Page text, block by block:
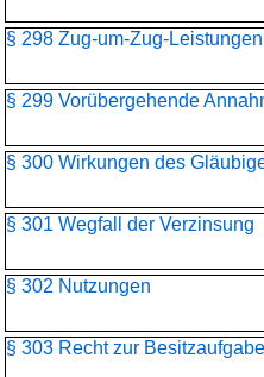
§ 298 Zug-um-Zug-Leistungen
§ 299 Vorübergehende
§ 300 Wirkungen des
§ 301 Wegfall der Verzinsung
§ 302 Nutzungen
§ 303 Recht zur Besitzaufgabe